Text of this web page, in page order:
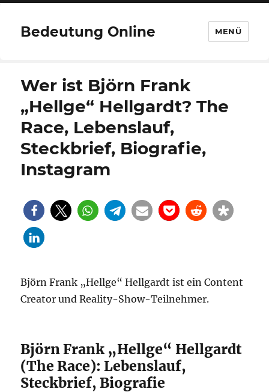
Bedeutung Online MENÜ
Wer ist Björn Frank
„Hellge“ Hellgardt? The
Race, Lebenslauf,
Steckbrief, Biografie,
Instagram
Björn Frank „Hellge“ Hellgardt ist ein Content
Creator und Reality-Show-Teilnehmer.
Björn Frank „Hellge“ Hellgardt
(The Race): Lebenslauf,
Steckbrief, Biografie